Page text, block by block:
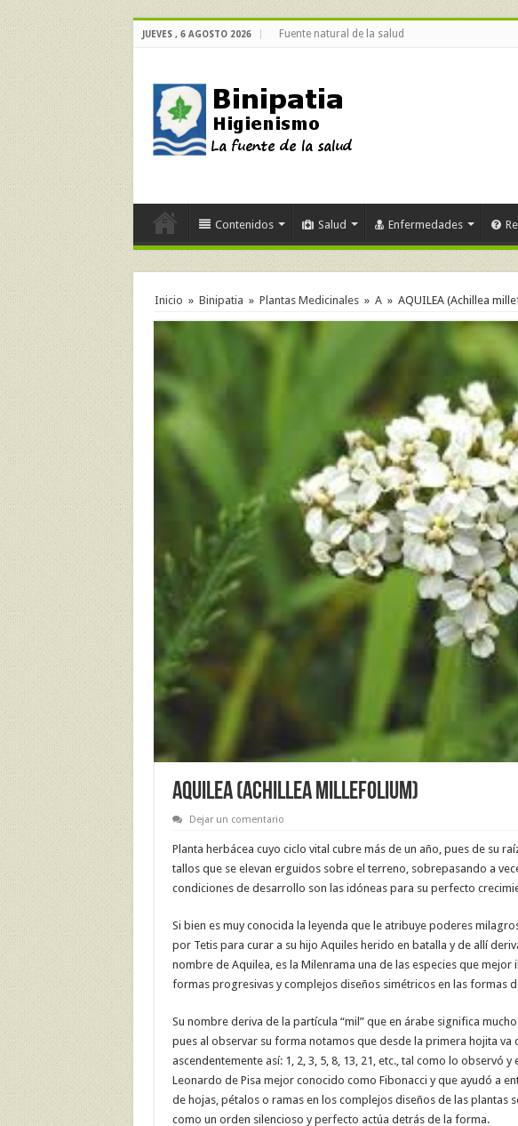
JUEVES , 6 AGOSTO 2026 Fuente natural de la salud
Contenidos Salud Enfermedades
Inicio » Binipatia » Plantas Medicinales » A » AQUILEA (Achillea
AQUILEA (Achillea millefolium)
Dejar un comentario
Planta herbácea cuyo ciclo vital cubre más de un año, pues de su
tallos que se elevan erguidos sobre el terreno, sobrepasando a
condiciones de desarrollo son las idóneas para su perfecto
Si bien es muy conocida la leyenda que le atribuye poderes
por Tetis para curar a su hijo Aquiles herido en batalla y de allí
nombre de Aquilea, es la Milenrama una de las especies que
formas progresivas y complejos diseños simétricos en las formas
Su nombre deriva de la partícula “mil” que en árabe significa mucho
pues al observar su forma notamos que desde la primera hojita
ascendentemente así: 1, 2, 3, 5, 8, 13, 21, etc., tal como lo observó
Leonardo de Pisa mejor conocido como Fibonacci y que ayudó a
de hojas, pétalos o ramas en los complejos diseños de las plantas
como un orden silencioso y perfecto actúa detrás de la forma.